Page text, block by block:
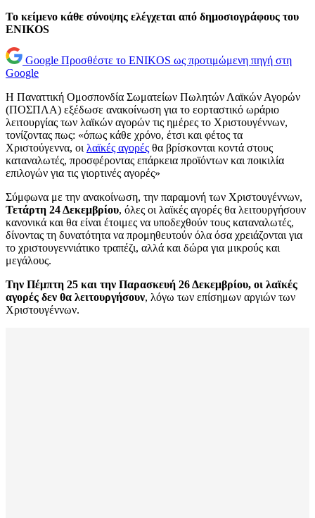
Το κείμενο κάθε σύνοψης ελέγχεται από δημοσιογράφους του
ENIKOS
Google Προσθέστε το ENIKOS ως προτιμώμενη πηγή στη
Google
Η Παναττική Ομοσπονδία Σωματείων Πωλητών Λαϊκών Αγορών
(ΠΟΣΠΛΑ) εξέδωσε ανακοίνωση για το εορταστικό ωράριο
λειτουργίας των λαϊκών αγορών τις ημέρες το Χριστουγέννων,
τονίζοντας πως: «όπως κάθε χρόνο, έτσι και φέτος τα
Χριστούγεννα, οι λαϊκές αγορές θα βρίσκονται κοντά στους
καταναλωτές, προσφέροντας επάρκεια προϊόντων και ποικιλία
επιλογών για τις γιορτινές αγορές»
Σύμφωνα με την ανακοίνωση, την παραμονή των Χριστουγέννων,
Τετάρτη 24 Δεκεμβρίου, όλες οι λαϊκές αγορές θα λειτουργήσουν
κανονικά και θα είναι έτοιμες να υποδεχθούν τους καταναλωτές,
δίνοντας τη δυνατότητα να προμηθευτούν όλα όσα χρειάζονται για
το χριστουγεννιάτικο τραπέζι, αλλά και δώρα για μικρούς και
μεγάλους.
Την Πέμπτη 25 και την Παρασκευή 26 Δεκεμβρίου, οι λαϊκές
αγορές δεν θα λειτουργήσουν, λόγω των επίσημων αργιών των
Χριστουγέννων.